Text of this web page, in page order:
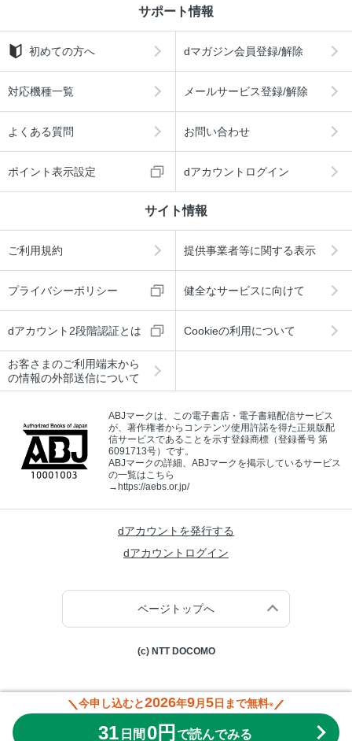
サポート情報
初めての方へ dマガジン会員登録/解除
対応機種一覧 メールサービス登録/解除
よくある質問 お問い合わせ
ポイント表示設定 dアカウントログイン
サイト情報
ご利用規約 提供事業者等に関する表示
プライバシーポリシー 健全なサービスに向けて
dアカウント2段階認証とは Cookieの利用について
お客さまのご利用端末から
の情報の外部送信について
ABJマークは、この電子書店・電子書籍配信サービス
が、著作権者からコンテンツ使用許諾を得た正規版配
信サービスであることを示す登録商標（登録番号 第
6091713号）です。
ABJマークの詳細、ABJマークを掲示しているサービス
の一覧はこちら
→https://aebs.or.jp/
dアカウントを発行する
dアカウントログイン
ページトップへ
(c) NTT DOCOMO
今申し込むと2026年9月 5日まで無料※
31 日間 0円 で読んでみる